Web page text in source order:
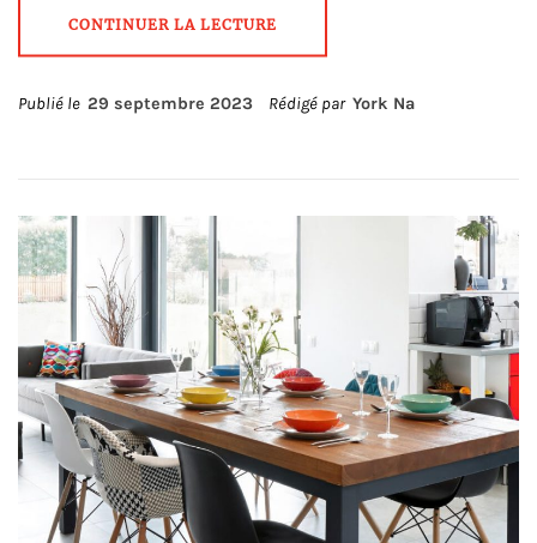
CONTINUER LA LECTURE
Publié le 29 septembre 2023 Rédigé par York Na